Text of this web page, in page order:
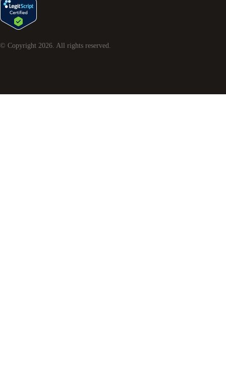
© Copyright 2026. All rights reserved.